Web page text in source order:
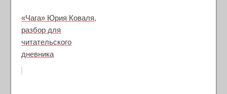
«Чага» Юрия Коваля,
разбор для
читательского
дневника